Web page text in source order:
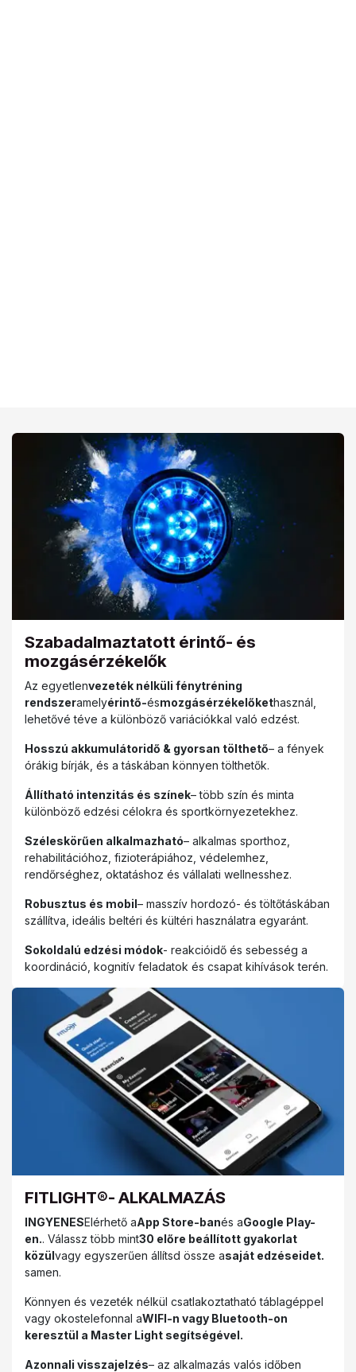
Szabadalmaztatott érintő- és
mozgásérzékelők
Az egyetlenvezeték nélküli fénytréning
rendszeramelyérintő-ésmozgásérzékelőkethasznál,
lehetővé téve a különböző variációkkal való edzést.
Hosszú akkumulátoridő & gyorsan tölthető– a fények
órákig bírják, és a táskában könnyen tölthetők.
Állítható intenzitás és színek– több szín és minta
különböző edzési célokra és sportkörnyezetekhez.
Széleskörűen alkalmazható– alkalmas sporthoz,
rehabilitációhoz, fizioterápiához, védelemhez,
rendőrséghez, oktatáshoz és vállalati wellnesshez.
Robusztus és mobil – masszív hordozó- és töltőtáskában
szállítva, ideális beltéri és kültéri használatra egyaránt.
Sokoldalú edzési módok- reakcióidő és sebesség a
koordináció, kognitív feladatok és csapat kihívások terén.
FITLIGHT®- ALKALMAZÁS
INGYENESElérhető aApp Store-banés aGoogle Play-
en.. Válassz több mint30 előre beállított gyakorlat
közülvagy egyszerűen állítsd össze asaját edzéseidet.
samen.
Könnyen és vezeték nélkül csatlakoztatható táblagéppel
vagy okostelefonnal aWIFI-n vagy Bluetooth-on
keresztül a Master Light segítségével.
Azonnali visszajelzés– az alkalmazás valós időben